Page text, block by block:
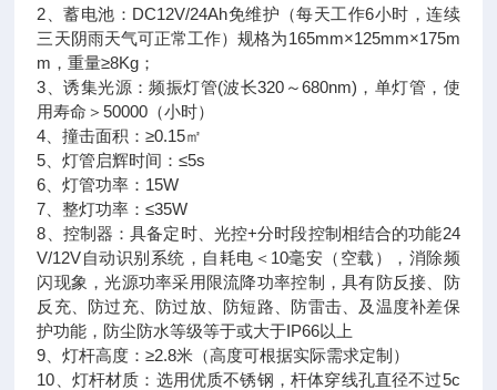
2、蓄电池：DC12V/24Ah免维护（每天工作6小时，连续
三天阴雨天气可正常工作）规格为165mm×125mm×175m
m，重量≥8Kg；
3、诱集光源：频振灯管(波长320～680nm)，单灯管，使
用寿命＞50000（小时）
4、撞击面积：≥0.15㎡
5、灯管启辉时间：≤5s
6、灯管功率：15W
7、整灯功率：≤35W
8、控制器：具备定时、光控+分时段控制相结合的功能24
V/12V自动识别系统，自耗电＜10毫安（空载），消除频
闪现象，光源功率采用限流降功率控制，具有防反接、防
反充、防过充、防过放、防短路、防雷击、及温度补差保
护功能，防尘防水等级等于或大于IP66以上
9、灯杆高度：≥2.8米（高度可根据实际需求定制）
10、灯杆材质：选用优质不锈钢，杆体穿线孔直径不过5c